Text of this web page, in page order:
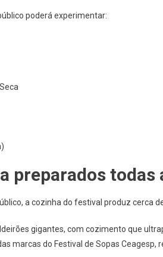
poderá experimentar:
preparados todas
a cozinha do festival produz cerca
gigantes, com cozimento que
marcas do Festival de Sopas Ceagesp,